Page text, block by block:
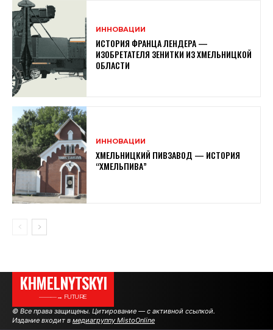
ИННОВАЦИИ
ИСТОРИЯ ФРАНЦА ЛЕНДЕРА —
ИЗОБРЕТАТЕЛЯ ЗЕНИТКИ ИЗ ХМЕЛЬНИЦКОЙ
ОБЛАСТИ
ИННОВАЦИИ
ХМЕЛЬНИЦКИЙ ПИВЗАВОД — ИСТОРИЯ
“ХМЕЛЬПИВА”
KHMELNYTSKYI
———→ FUTURE
© Все права защищены. Цитирование — с активной ссылкой.
Издание входит в медиагруппу MistoOnline